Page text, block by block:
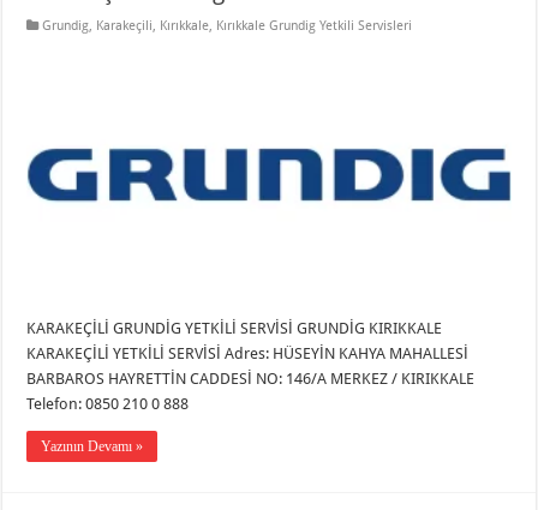
Grundig, Karakeçili, Kırıkkale, Kırıkkale Grundig Yetkili Servisleri
KARAKEÇİLİ GRUNDİG YETKİLİ SERVİSİ GRUNDİG KIRIKKALE
KARAKEÇİLİ YETKİLİ SERVİSİ Adres: HÜSEYİN KAHYA MAHALLESİ
BARBAROS HAYRETTİN CADDESİ NO: 146/A MERKEZ / KIRIKKALE
Telefon: 0850 210 0 888
Yazının Devamı »